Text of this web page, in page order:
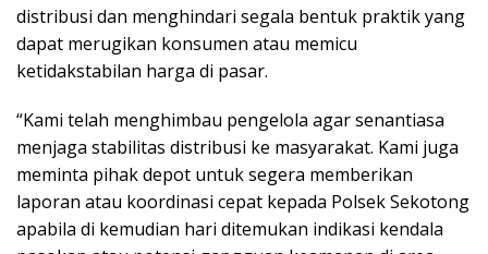
distribusi dan menghindari segala bentuk praktik yang
dapat merugikan konsumen atau memicu
ketidakstabilan harga di pasar.
“Kami telah menghimbau pengelola agar senantiasa
menjaga stabilitas distribusi ke masyarakat. Kami juga
meminta pihak depot untuk segera memberikan
laporan atau koordinasi cepat kepada Polsek Sekotong
apabila di kemudian hari ditemukan indikasi kendala